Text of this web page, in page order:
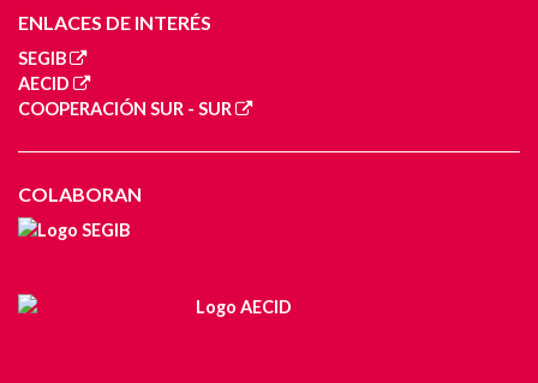
ENLACES DE INTERÉS
SEGIB
AECID
COOPERACIÓN SUR - SUR
COLABORAN